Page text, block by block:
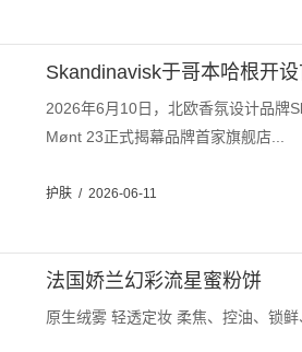
Skandinavisk于哥本哈根开
2026年6月10日，北欧香氛设计品牌
Mønt 23正式揭幕品牌首家旗舰店...
护肤 / 2026-06-11
法国娇兰幻彩流星蜜粉饼
原生绒雾 轻透定妆 柔焦、控油、锁鲜